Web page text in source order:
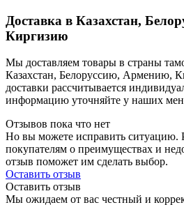
Доставка в Казахстан,
Киргизию
Мы доставляем товары в страны
Казахстан, Белоруссию, Армению,
доставки рассчитывается
информацию уточняйте у наших
Отзывов пока что нет
Но вы можете исправить ситуацию.
покупателям о преимуществах и
отзыв поможет им сделать выбор.
Оставить отзыв
Оставить отзыв
Мы ожидаем от вас честный и